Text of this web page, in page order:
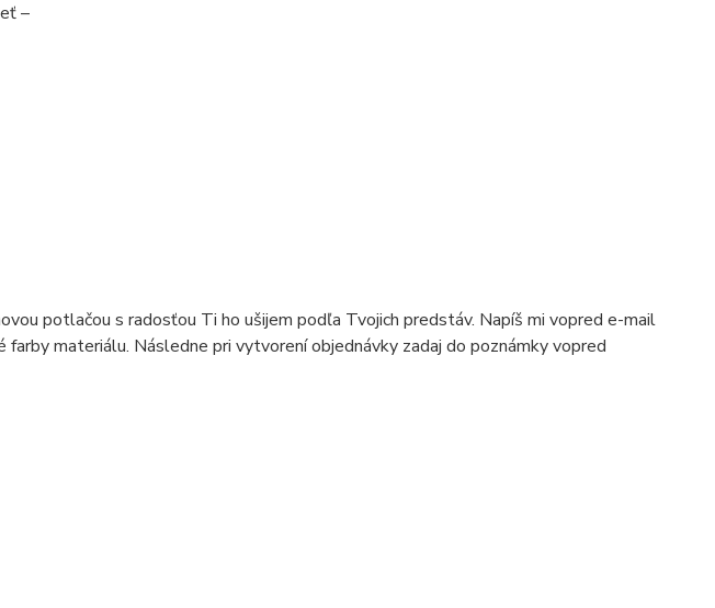
–
potlačou s radosťou Ti ho ušijem podľa Tvojich predstáv. Napíš mi vopred e-mail
materiálu. Následne pri vytvorení objednávky zadaj do poznámky vopred